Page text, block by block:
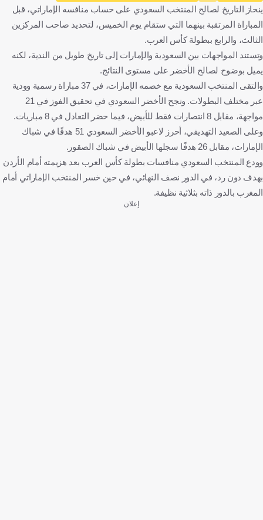
الإمارات العربية المتحدة
كأس العرب
هيرفي رينارد
المملكة العربية السعودية
الإمارات العربية المتحدة
فرنسا
كرة قدم
ينحاز التاريخ لصالح المنتخب السعودي على حساب منافسه الإماراتي، قبل
المباراة المرتقبة بينهما التي ستقام يوم الخميس، لتحديد صاحب المركزين
الثالث، والرابع ببطولة كأس العرب.
وتستند المواجهات بين السعودية والإمارات إلى تاريخ طويل من الندية، لكنه
يميل بوضوح لصالح الأخضر على مستوى النتائج.
والتقى المنتخب السعودية مع خصمه الإمارات، في 37 مباراة رسمية وودية
عبر مختلف البطولات. ونجح الأخضر السعودي في تحقيق الفوز في 21
مواجهة، مقابل 8 انتصارات فقط للأبيض، فيما حضر التعادل في 8 مباريات.
وعلى الصعيد التهديفي، أحرز لاعبو الأخضر السعودي 51 هدفًا في شباك
الإمارات، مقابل 26 هدفًا سجلها الأبيض في شباك الصقور.
وودع المنتخب السعودي منافسات بطولة كأس العرب بعد هزيمته أمام الأردن
بهدف دون رد، في الدور نصف النهائي، في حين خسر المنتخب الإماراتي أمام
المغرب بالدور ذاته بثلاثية نظيفة.
إعلان